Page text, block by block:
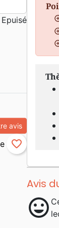
Avis
mood
Epuisé
avis
favorite_border